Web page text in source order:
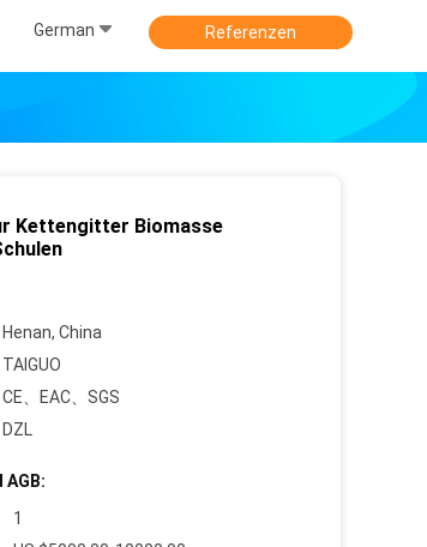
German Referenzen
Kettengitter Biomasse
Henan, China
TAIGUO
CE、EAC、SGS
DZL
1